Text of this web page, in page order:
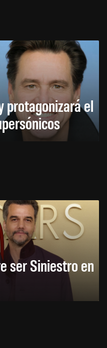
protagonizará el
ser Siniestro en